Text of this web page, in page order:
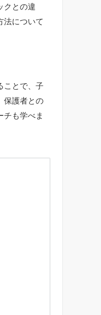
クとの違
法について
ことで、子
保護者との
も学べま